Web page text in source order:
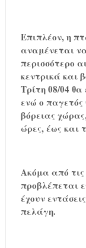
Επιπλέον, η
αναμένεται
περισσότερο
κεντρικά και
Τρίτη 08/04
ενώ ο παγετός
βόρειας
ώρες, έως και
Ακόμα από τις
προβλέπεται
έχουν
πελάγη.